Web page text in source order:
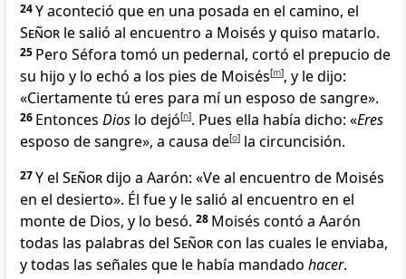
24Y aconteció que en una posada en el camino, el
Señor le salió al encuentro a Moisés y quiso matarlo.
25 Pero Séfora tomó un pedernal, cortó el prepucio de
su hijo y lo echó a los pies de Moisés[m], y le dijo:
«Ciertamente tú eres para mí un esposo de sangre».
26 Entonces Dios lo dejó[n]. Pues ella había dicho: «Eres
esposo de sangre», a causa de[o] la circuncisión.
27Y el Señordijo a Aarón: «Ve al encuentro de Moisés
en el desierto». Él fue y le salió al encuentro en el
monte de Dios, y lo besó. 28 Moisés contó a Aarón
todas las palabras del Señorcon las cuales le enviaba,
y todas las señales que le había mandado hacer.